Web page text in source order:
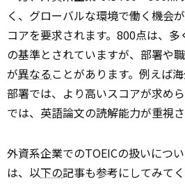
く、グローバルな環境で働く機会
コアを要求されます。800点は、
の基準とされていますが、部署や
が異なることがあります。例えば
部署では、より高いスコアが求め
では、英語論文の読解能力が重視
外資系企業でのTOEICの扱いにつ
は、以下の記事も参考にしてみてく